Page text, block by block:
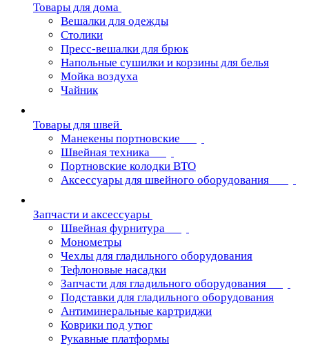
Товары для дома
Вешалки для одежды
Столики
Пресс-вешалки для брюк
Напольные сушилки и корзины для белья
Мойка воздуха
Чайник
Товары для швей
Манекены портновские
Швейная техника
Портновские колодки ВТО
Аксессуары для швейного оборудования
Запчасти и аксессуары
Швейная фурнитура
Монометры
Чехлы для гладильного оборудования
Тефлоновые насадки
Запчасти для гладильного оборудования
Подставки для гладильного оборудования
Антиминеральные картриджи
Коврики под утюг
Рукавные платформы